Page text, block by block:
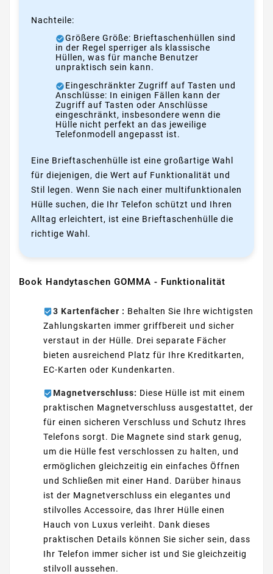
Nachteile:
Größere Größe: Brieftaschenhüllen sind
in der Regel sperriger als klassische
Hüllen, was für manche Benutzer
unpraktisch sein kann.
Eingeschränkter Zugriff auf Tasten und
Anschlüsse: In einigen Fällen kann der
Zugriff auf Tasten oder Anschlüsse
eingeschränkt, insbesondere wenn die
Hülle nicht perfekt an das jeweilige
Telefonmodell angepasst ist.
Eine Brieftaschenhülle ist eine großartige Wahl
für diejenigen, die Wert auf Funktionalität und
Stil legen. Wenn Sie nach einer multifunktionalen
Hülle suchen, die Ihr Telefon schützt und Ihren
Alltag erleichtert, ist eine Brieftaschenhülle die
richtige Wahl.
Book Handytaschen GOMMA - Funktionalität
3 Kartenfächer : Behalten Sie Ihre wichtigsten
Zahlungskarten immer griffbereit und sicher
verstaut in der Hülle. Drei separate Fächer
bieten ausreichend Platz für Ihre Kreditkarten,
EC-Karten oder Kundenkarten.
Magnetverschluss: Diese Hülle ist mit einem
praktischen Magnetverschluss ausgestattet, der
für einen sicheren Verschluss und Schutz Ihres
Telefons sorgt. Die Magnete sind stark genug,
um die Hülle fest verschlossen zu halten, und
ermöglichen gleichzeitig ein einfaches Öffnen
und Schließen mit einer Hand. Darüber hinaus
ist der Magnetverschluss ein elegantes und
stilvolles Accessoire, das Ihrer Hülle einen
Hauch von Luxus verleiht. Dank dieses
praktischen Details können Sie sicher sein, dass
Ihr Telefon immer sicher ist und Sie gleichzeitig
stilvoll aussehen.